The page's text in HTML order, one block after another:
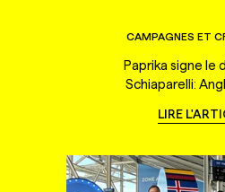
CAMPAGNES ET
Paprika signe le
Schiaparelli:
LIRE